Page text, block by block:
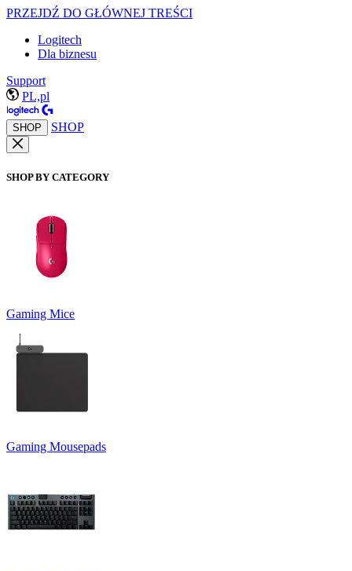
PRZEJDŹ DO GŁÓWNEJ TREŚCI
Logitech
Dla biznesu
Support
PL,pl
SHOP SHOP
SHOP BY CATEGORY
Gaming Mice
Gaming Mousepads